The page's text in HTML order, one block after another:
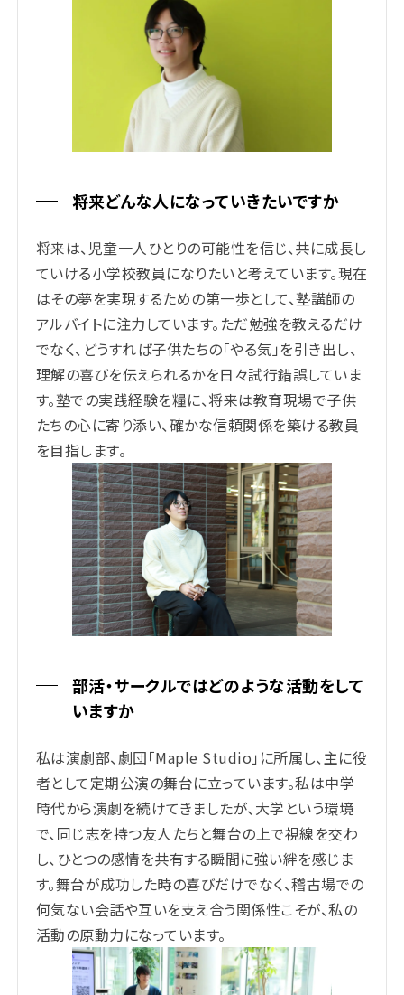
将来どんな人になっていきたいですか
将来は、児童一人ひとりの可能性を信じ、共に成長し
ていける小学校教員になりたいと考えています。現在
はその夢を実現するための第一歩として、塾講師の
アルバイトに注力しています。ただ勉強を教えるだけ
でなく、どうすれば子供たちの「やる気」を引き出し、
理解の喜びを伝えられるかを日々試行錯誤していま
す。塾での実践経験を糧に、将来は教育現場で子供
たちの心に寄り添い、確かな信頼関係を築ける教員
を目指します。
部活・サークルではどのような活動をして
いますか
私は演劇部、劇団「Maple Studio」に所属し、主に役
者として定期公演の舞台に立っています。私は中学
時代から演劇を続けてきましたが、大学という環境
で、同じ志を持つ友人たちと舞台の上で視線を交わ
し、ひとつの感情を共有する瞬間に強い絆を感じま
す。舞台が成功した時の喜びだけでなく、稽古場での
何気ない会話や互いを支え合う関係性こそが、私の
活動の原動力になっています。